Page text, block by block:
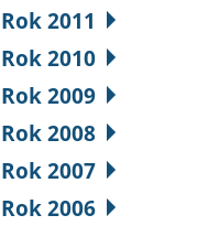
Rok 2011
Rok 2010
Rok 2009
Rok 2008
Rok 2007
Rok 2006